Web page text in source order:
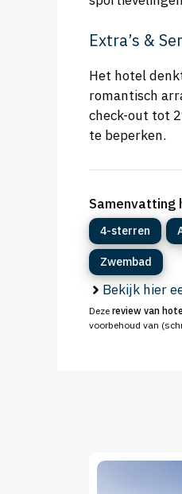
Extra’s &
Het hotel
romantisch
check-out tot
te beperken.
4-sterren
Zwembad
Bekijk hier
Deze review van
voorbehoud van